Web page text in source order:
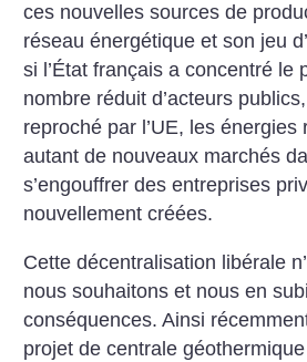
ces nouvelles sources de
réseau énergétique et son jeu
si l’État français a concentré le
nombre réduit d’acteurs
reproché par l’UE, les
autant de nouveaux marchés
s’engouffrer des entreprises
nouvellement créées.
Cette décentralisation libérale
nous souhaitons et nous en
conséquences. Ainsi
projet de centrale